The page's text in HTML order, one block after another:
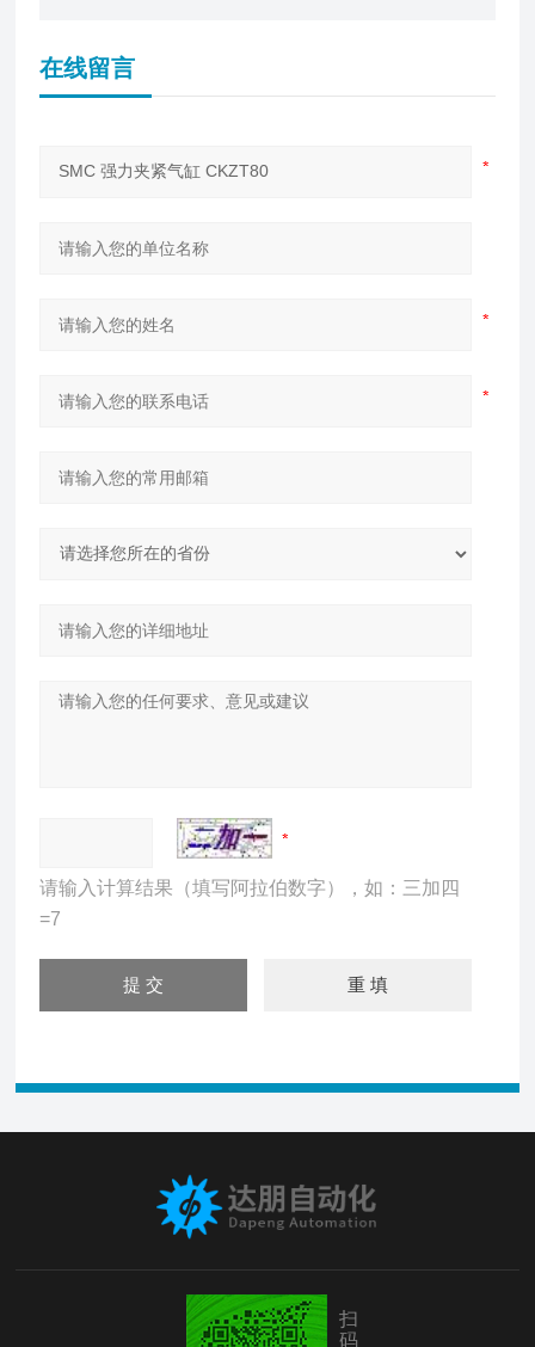
在线留言
请输入计算结果（填写阿拉伯数字），如：三加四
=7
扫
码